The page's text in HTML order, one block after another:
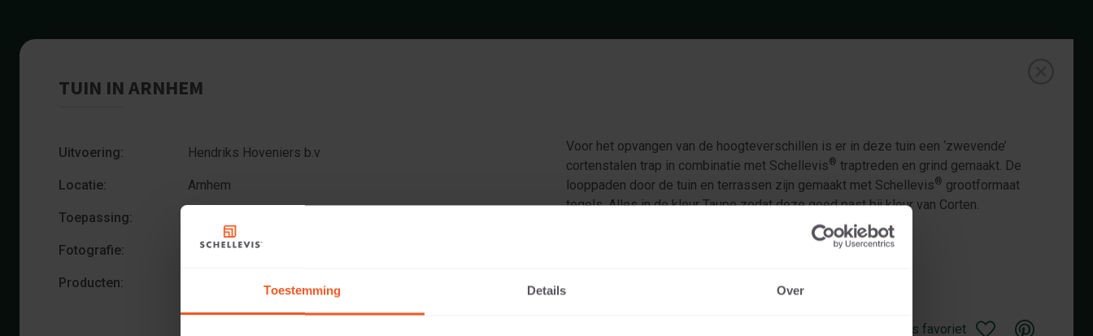
Toestemming Details Over
TUIN IN ARNHEM
Uitvoering: Hendriks Hoveniers b.v
Locatie: Arnhem
Toepassing:
Fotografie: Cees Rijnen
Producten: Grootformaat tegel 100x100x5 Taupe
Voor het opvangen van de hoogteverschillen is er in deze tuin een ‘zwevende’
cortenstalen trap in combinatie met Schellevis® traptreden en grind gemaakt. De
looppaden door de tuin en terrassen zijn gemaakt met Schellevis® grootformaat
tegels. Alles in de kleur Taupe zodat deze goed past bij kleur van Corten.
Opslaan als favoriet